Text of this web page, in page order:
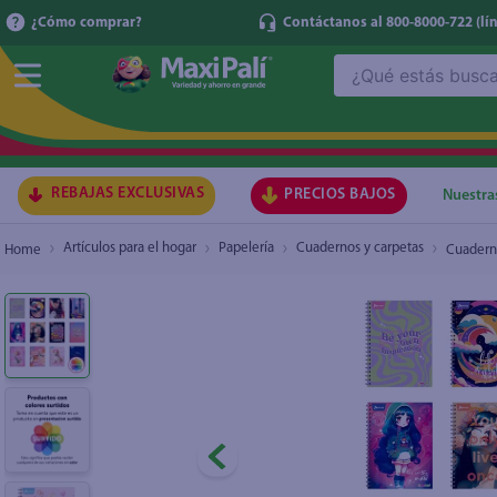
¿Cómo comprar? Contáctanos al 800-8000-722
REBAJAS EXCLUSIVAS PRECIOS BAJOS
Artículos para el hogar Papelería Cuadernos y carpetas
Cuaderno Norma, cosido, Surtido-100 hojas
1.
2.
.
.
.
.
.